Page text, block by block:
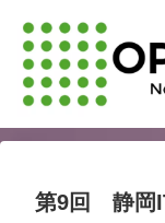
第9回 静岡